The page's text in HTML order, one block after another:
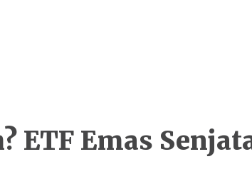
ETF Emas